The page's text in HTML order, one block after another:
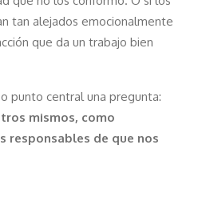
tan alejados emocionalmente
que da un trabajo bien
punto central una pregunta:
mismos, como
responsables de que nos